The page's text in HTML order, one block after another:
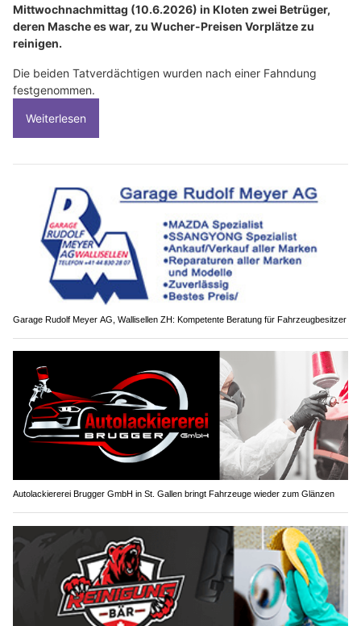
Mittwochnachmittag (10.6.2026) in Kloten zwei Betrüger,
deren Masche es war, zu Wucher-Preisen Vorplätze zu
reinigen.
Die beiden Tatverdächtigen wurden nach einer Fahndung
festgenommen.
Weiterlesen
Garage Rudolf Meyer AG, Wallisellen ZH: Kompetente Beratung für Fahrzeugbesitzer
Autolackiererei Brugger GmbH in St. Gallen bringt Fahrzeuge wieder zum Glänzen